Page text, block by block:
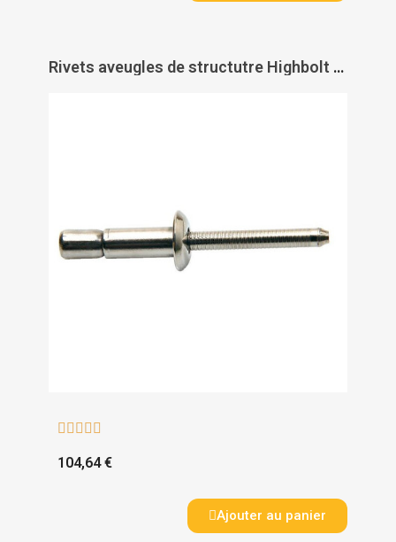
Rivets aveugles de structutre Highbolt tête ronde corps acier tige acier - DEGOMETAL
    
104,64 €
Ajouter au panier